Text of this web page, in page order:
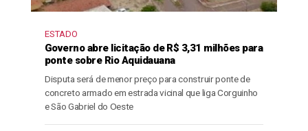
ESTADO
Governo abre licitação de R$ 3,31 milhões para
ponte sobre Rio Aquidauana
Disputa será de menor preço para construir ponte de
concreto armado em estrada vicinal que liga Corguinho
e São Gabriel do Oeste